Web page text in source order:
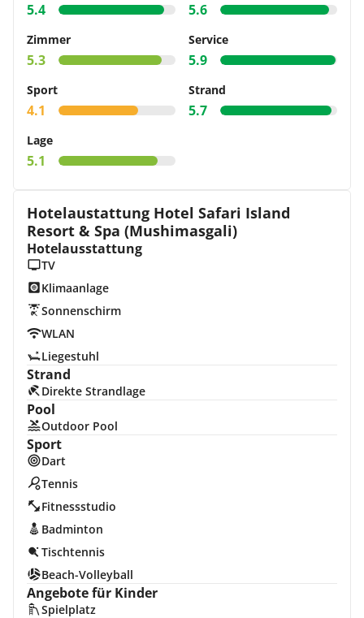
5.4 5.6
Zimmer
5.3
Service
5.9
Sport
4.1
Strand
5.7
Lage
5.1
Hotelaustattung Hotel Safari Island
Resort & Spa (Mushimasgali)
Hotelausstattung
TV
Klimaanlage
Sonnenschirm
WLAN
Liegestuhl
Strand
Direkte Strandlage
Pool
Outdoor Pool
Sport
Dart
Tennis
Fitnessstudio
Badminton
Tischtennis
Beach-Volleyball
Angebote für Kinder
Spielplatz